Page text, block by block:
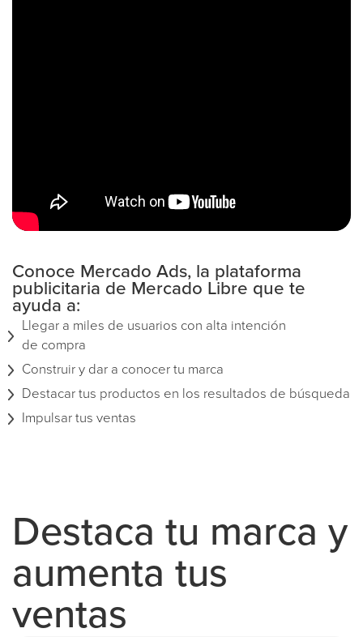
Conoce Mercado Ads, la plataforma
publicitaria de Mercado Libre que te
ayuda a:
Llegar a miles de usuarios con alta intención
de compra
Construir y dar a conocer tu marca
Destacar tus productos en los resultados de búsqueda
Impulsar tus ventas
Destaca tu marca y
aumenta tus
ventas